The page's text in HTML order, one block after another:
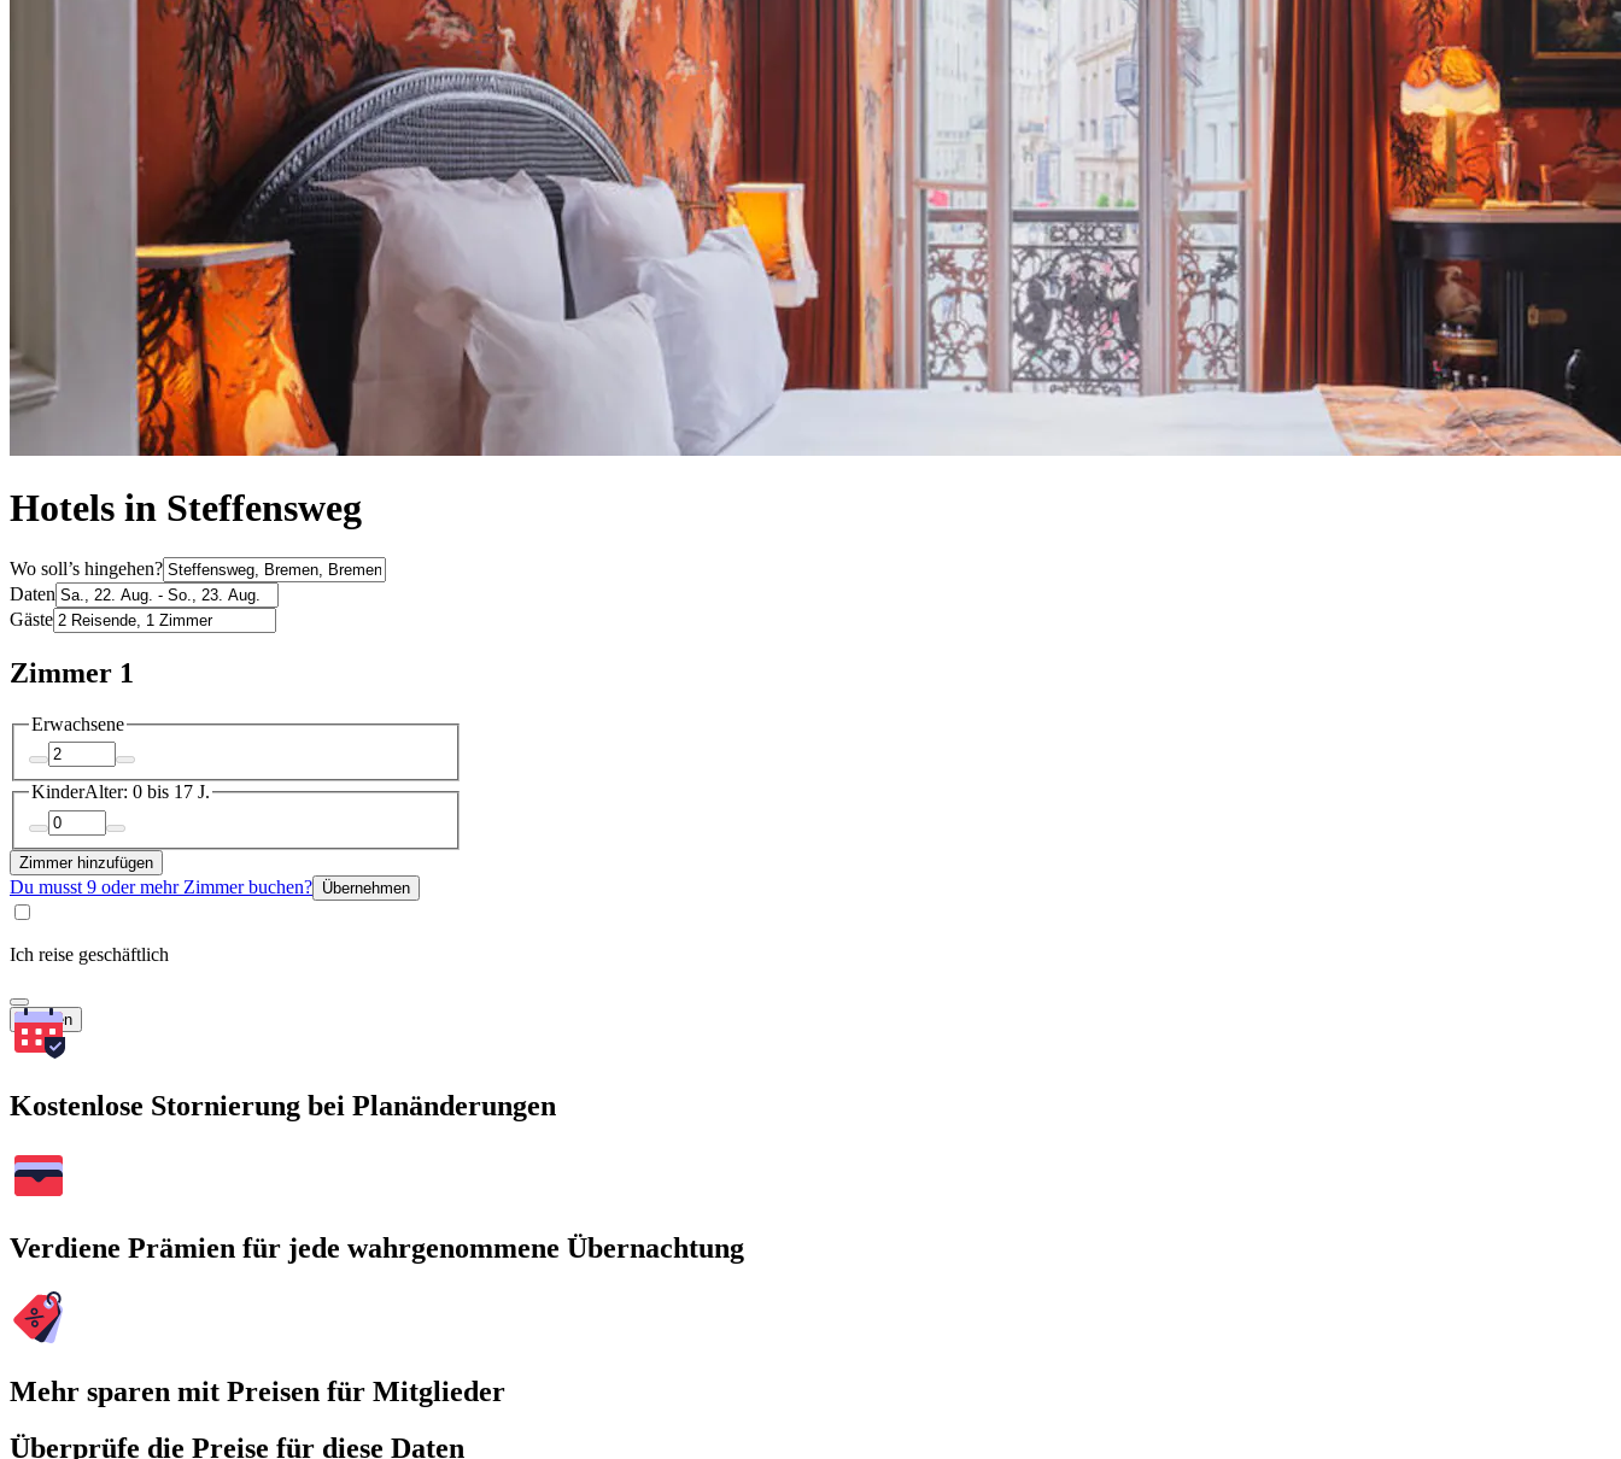
Hotels in Steffensweg
Wo soll’s hingehen?
Daten
Gäste
Zimmer 1
Erwachsene
KinderAlter: 0 bis 17 J.
Zimmer hinzufügen
Du musst 9 oder mehr Zimmer buchen? Übernehmen
Ich reise geschäftlich
Suchen
Kostenlose Stornierung bei Planänderungen
Verdiene Prämien für jede wahrgenommene Übernachtung
Mehr sparen mit Preisen für Mitglieder
Überprüfe die Preise für diese Daten